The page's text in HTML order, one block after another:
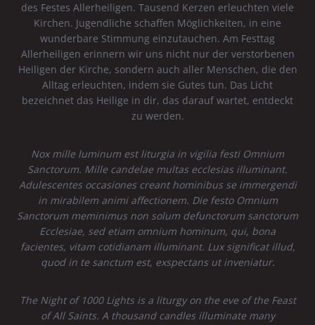
des Festes Allerheiligen. Tausend Kerzen erleuchten viele
Kirchen. Jugendliche schaffen Möglichkeiten, in eine
wunderbare Stimmung einzutauchen. Am Festtag
Allerheiligen erinnern wir uns nicht nur der verstorbenen
Heiligen der Kirche, sondern auch aller Menschen, die den
Alltag erleuchten, indem sie Gutes tun. Das Licht
bezeichnet das Heilige in dir, das darauf wartet, entdeckt
zu werden.
Nox mille luminum est liturgia in vigilia festi Omnium
Sanctorum. Mille candelae multas ecclesias illuminant.
Adulescentes occasiones creant hominibus se immergendi
in mirabilem animi affectionem. Die festo Omnium
Sanctorum meminimus non solum defunctorum sanctorum
Ecclesiae, sed etiam omnium hominum, qui, bona
facientes, vitam cotidianam illuminant. Lux significat illud,
quod in te sanctum est, exspectans ut inveniatur.
The Night of 1000 Lights is a liturgy on the eve of the Feast
of All Saints. A thousand candles illuminate many